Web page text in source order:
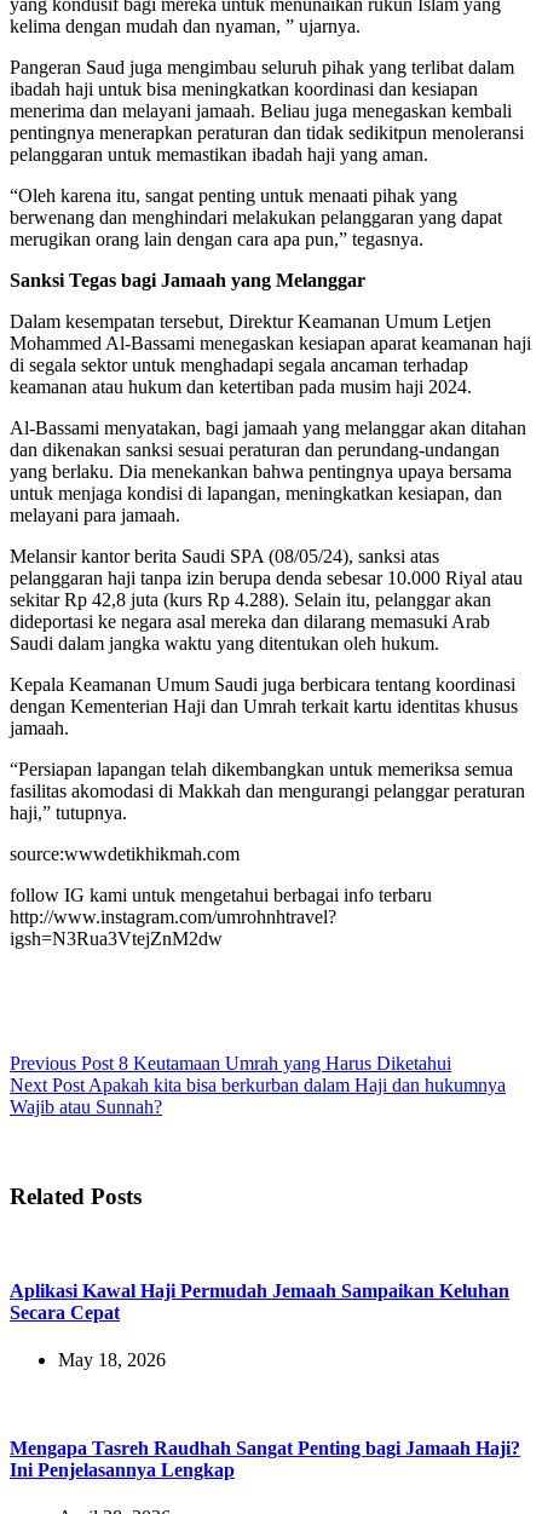
kelima dengan mudah dan nyaman, ” ujarnya.
Pangeran Saud juga mengimbau seluruh pihak yang terlibat dalam
ibadah haji untuk bisa meningkatkan koordinasi dan kesiapan
menerima dan melayani jamaah. Beliau juga menegaskan kembali
pentingnya menerapkan peraturan dan tidak sedikitpun menoleransi
pelanggaran untuk memastikan ibadah haji yang aman.
“Oleh karena itu, sangat penting untuk menaati pihak yang
berwenang dan menghindari melakukan pelanggaran yang dapat
merugikan orang lain dengan cara apa pun,” tegasnya.
Sanksi Tegas bagi Jamaah yang Melanggar
Dalam kesempatan tersebut, Direktur Keamanan Umum Letjen
Mohammed Al-Bassami menegaskan kesiapan aparat keamanan haji
di segala sektor untuk menghadapi segala ancaman terhadap
keamanan atau hukum dan ketertiban pada musim haji 2024.
Al-Bassami menyatakan, bagi jamaah yang melanggar akan ditahan
dan dikenakan sanksi sesuai peraturan dan perundang-undangan
yang berlaku. Dia menekankan bahwa pentingnya upaya bersama
untuk menjaga kondisi di lapangan, meningkatkan kesiapan, dan
melayani para jamaah.
Melansir kantor berita Saudi SPA (08/05/24), sanksi atas
pelanggaran haji tanpa izin berupa denda sebesar 10.000 Riyal atau
sekitar Rp 42,8 juta (kurs Rp 4.288). Selain itu, pelanggar akan
dideportasi ke negara asal mereka dan dilarang memasuki Arab
Saudi dalam jangka waktu yang ditentukan oleh hukum.
Kepala Keamanan Umum Saudi juga berbicara tentang koordinasi
dengan Kementerian Haji dan Umrah terkait kartu identitas khusus
jamaah.
“Persiapan lapangan telah dikembangkan untuk memeriksa semua
fasilitas akomodasi di Makkah dan mengurangi pelanggar peraturan
haji,” tutupnya.
source:wwwdetikhikmah.com
follow IG kami untuk mengetahui berbagai info terbaru
http://www.instagram.com/umrohnhtravel?
igsh=N3Rua3VtejZnM2dw
Previous Post 8 Keutamaan Umrah yang Harus Diketahui
Next Post Apakah kita bisa berkurban dalam Haji dan hukumnya
Wajib atau Sunnah?
Related Posts
Aplikasi Kawal Haji Permudah Jemaah Sampaikan Keluhan
Secara Cepat
May 18, 2026
Mengapa Tasreh Raudhah Sangat Penting bagi Jamaah Haji?
Ini Penjelasannya Lengkap